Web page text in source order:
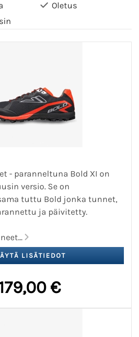
Oletus
- paranneltuna Bold XI on
versio. Se on
tuttu Bold jonka tunnet,
ja päivitetty.
€